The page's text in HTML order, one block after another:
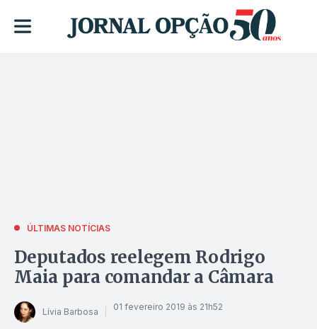
ÚLTIMAS NOTÍCIAS
Deputados reelegem Rodrigo
Maia para comandar a Câmara
Lívia Barbosa 01 fevereiro 2019 às 21h52